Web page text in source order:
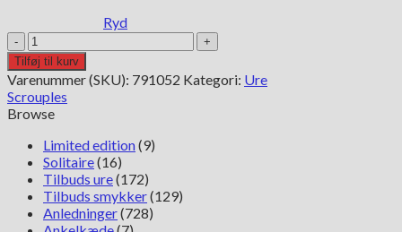
Ryd
Scrouples
flettet
herrering
sølv
oxideret
antal
Tilføj til kurv
Varenummer (SKU): 791052 Kategori: Ure
Scrouples
Browse
Limited edition(9)
Solitaire(16)
Tilbuds ure(172)
Tilbuds smykker(129)
Anledninger(728)